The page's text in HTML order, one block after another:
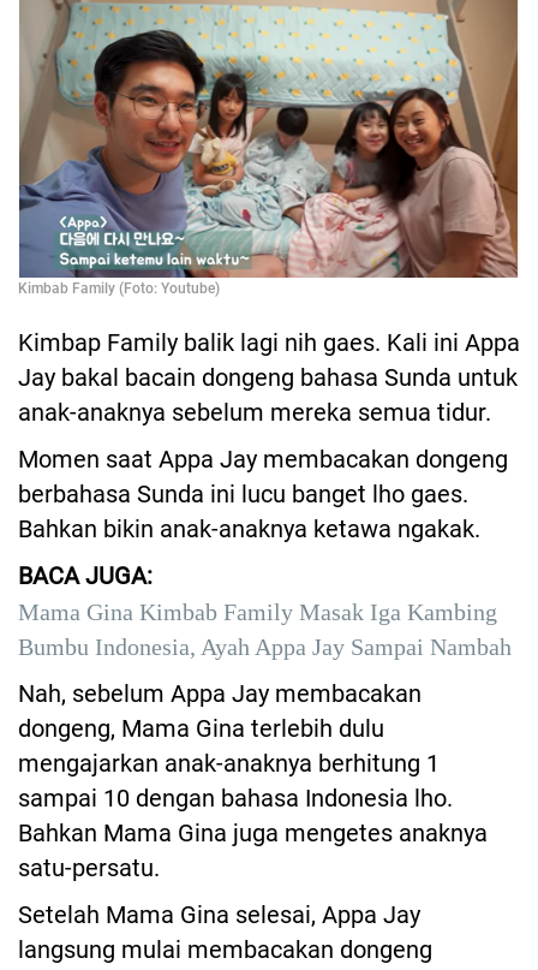
Kimbab Family (Foto: Youtube)
Kimbap Family balik lagi nih gaes. Kali ini Appa
Jay bakal bacain dongeng bahasa Sunda untuk
anak-anaknya sebelum mereka semua tidur.
Momen saat Appa Jay membacakan dongeng
berbahasa Sunda ini lucu banget lho gaes.
Bahkan bikin anak-anaknya ketawa ngakak.
BACA JUGA:
Mama Gina Kimbab Family Masak Iga Kambing
Bumbu Indonesia, Ayah Appa Jay Sampai Nambah
Nah, sebelum Appa Jay membacakan
dongeng, Mama Gina terlebih dulu
mengajarkan anak-anaknya berhitung 1
sampai 10 dengan bahasa Indonesia lho.
Bahkan Mama Gina juga mengetes anaknya
satu-persatu.
Setelah Mama Gina selesai, Appa Jay
langsung mulai membacakan dongeng